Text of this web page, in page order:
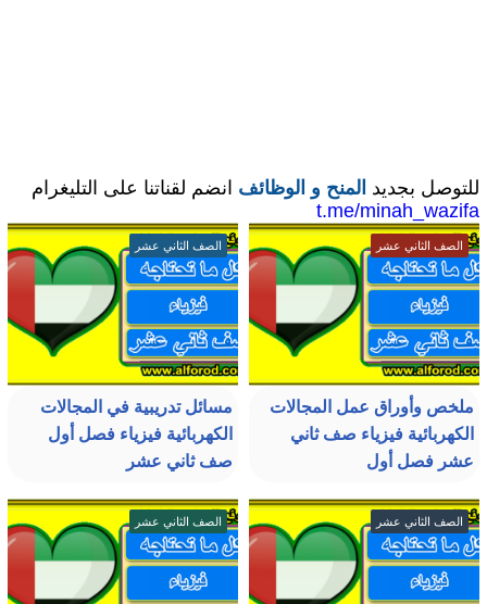
للتوصل بجديد المنح و الوظائف انضم لقناتنا على التليغرام
t.me/minah_wazifa
الصف الثاني عشر
ملخص وأوراق عمل المجالات
الكهربائية فيزياء صف ثاني
عشر فصل أول
الصف الثاني عشر
مسائل تدريبية في المجالات
الكهربائية فيزياء فصل أول
صف ثاني عشر
الصف الثاني عشر الصف الثاني عشر